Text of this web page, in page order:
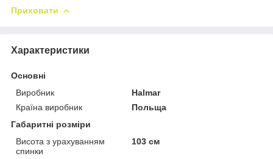
Приховати
Характеристики
Основні
Виробник
Halmar
Країна виробник
Польща
Габаритні розміри
Висота з урахуванням
спинки
103 см